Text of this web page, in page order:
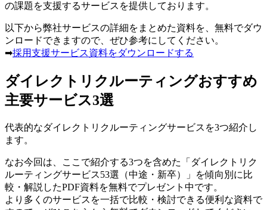
の課題を支援するサービスを提供しております。
以下から弊社サービスの詳細をまとめた資料を、無料でダウ
ンロードできますので、ぜひ参考にしてください。
➡︎採用支援サービス資料をダウンロードする
ダイレクトリクルーティングおすすめ
主要サービス3選
代表的なダイレクトリクルーティングサービスを3つ紹介し
ます。
なお今回は、ここで紹介する3つを含めた「ダイレクトリク
ルーティングサービス53選（中途・新卒）」を傾向別に比
較・解説したPDF資料を無料でプレゼント中です。
より多くのサービスを一括で比較・検討できる便利な資料で